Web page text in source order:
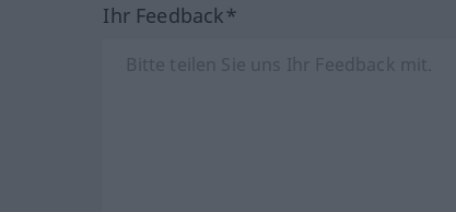
Ihr Feedback*